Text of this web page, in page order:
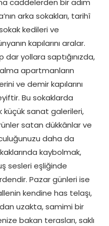
caddelerden bir adım
arka sokakları, tarihî
kedileri ve
kapılarını aralar.
dar yollara saptığınızda,
apartmanların
ve demir kapılarını
Bu sokaklarda
küçük sanat galerileri,
satan dükkânlar ve
daha da
kaybolmak,
sesleri eşliğinde
Pazar günleri ise
kendine has telaşı,
uzakta, samimi bir
bakan terasları, saklı